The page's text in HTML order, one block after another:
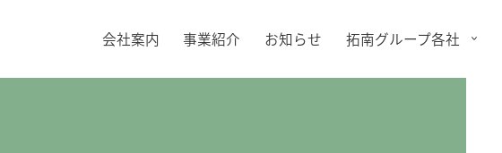
会社案内 事業紹介 お知らせ 拓南グループ各社